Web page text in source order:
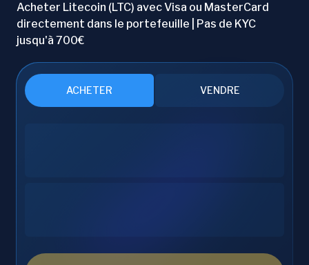
Acheter Litecoin (LTC) avec Visa ou MasterCard
directement dans le portefeuille | Pas de KYC
jusqu'à 700€
ACHETER VENDRE